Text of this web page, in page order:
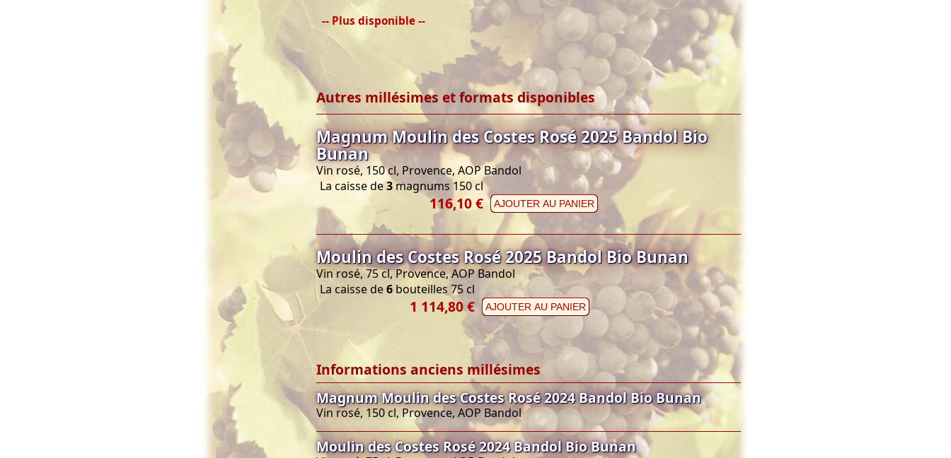
-- Plus disponible --
Autres millésimes et formats disponibles
Magnum Moulin des Costes Rosé 2025 Bandol Bio
Bunan
Vin rosé, 150 cl, Provence, AOP Bandol
La caisse de3magnums 150 cl
116,10 € AJOUTER AU PANIER
Moulin des Costes Rosé 2025 Bandol Bio Bunan
Vin rosé, 75 cl, Provence, AOP Bandol
La caisse de6 bouteilles 75 cl
1 114,80 € AJOUTER AU PANIER
Informations anciens millésimes
Magnum Moulin des Costes Rosé 2024 Bandol Bio Bunan
Vin rosé, 150 cl, Provence, AOP Bandol
Moulin des Costes Rosé 2024 Bandol Bio Bunan